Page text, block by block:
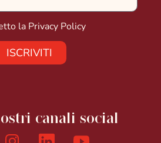
la Privacy Policy
ISCRIVITI
canali social